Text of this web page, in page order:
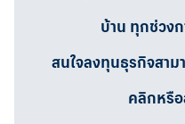
บ้าน ทุกช่วง
สนใจลงทุนธุรกิจสาม
คลิกหรื